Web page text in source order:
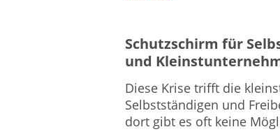
Schutzschirm für
und
Diese Krise trifft die
Selbstständigen und
dort gibt es oft keine